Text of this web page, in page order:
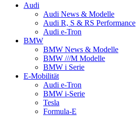
Audi
Audi News & Modelle
Audi R, S & RS Performance
Audi e-Tron
BMW
BMW News & Modelle
BMW ///M Modelle
BMW i Serie
E-Mobilität
Audi e-Tron
BMW i-Serie
Tesla
Formula-E